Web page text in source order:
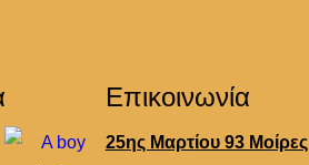
Επικοινωνία
25ης Μαρτίου 93 Μοίρες